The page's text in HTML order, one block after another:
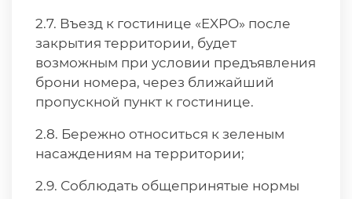
2.7. Въезд к гостинице «EXPO» после
закрытия территории, будет
возможным при условии предъявления
брони номера, через ближайший
пропускной пункт к гостинице.
2.8. Бережно относиться к зеленым
насаждениям на территории;
2.9. Соблюдать общепринятые нормы